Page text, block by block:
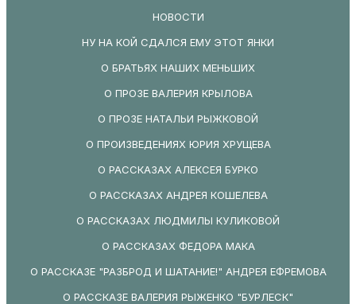
НОВОСТИ
НУ НА КОЙ СДАЛСЯ ЕМУ ЭТОТ ЯНКИ
О БРАТЬЯХ НАШИХ МЕНЬШИХ
О ПРОЗЕ ВАЛЕРИЯ КРЫЛОВА
О ПРОЗЕ НАТАЛЬИ РЫЖКОВОЙ
О ПРОИЗВЕДЕНИЯХ ЮРИЯ ХРУЩЕВА
О РАССКАЗАХ АЛЕКСЕЯ БУРКО
О РАССКАЗАХ АНДРЕЯ КОШЕЛЕВА
О РАССКАЗАХ ЛЮДМИЛЫ КУЛИКОВОЙ
О РАССКАЗАХ ФЕДОРА МАКА
О РАССКАЗЕ "РАЗБРОД И ШАТАНИЕ!" АНДРЕЯ ЕФРЕМОВА
О РАССКАЗЕ ВАЛЕРИЯ РЫЖЕНКО "БУРЛЕСК"